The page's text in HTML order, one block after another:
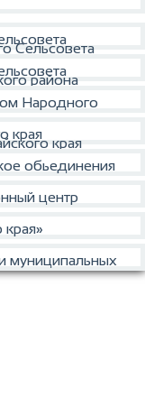
Сельсовета
района
Народного
края
обьединения
центр
муниципальных